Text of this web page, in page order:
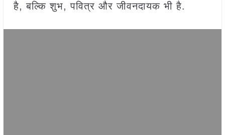
है, बल्कि शुभ, पवित्र और जीवनदायक भी है.